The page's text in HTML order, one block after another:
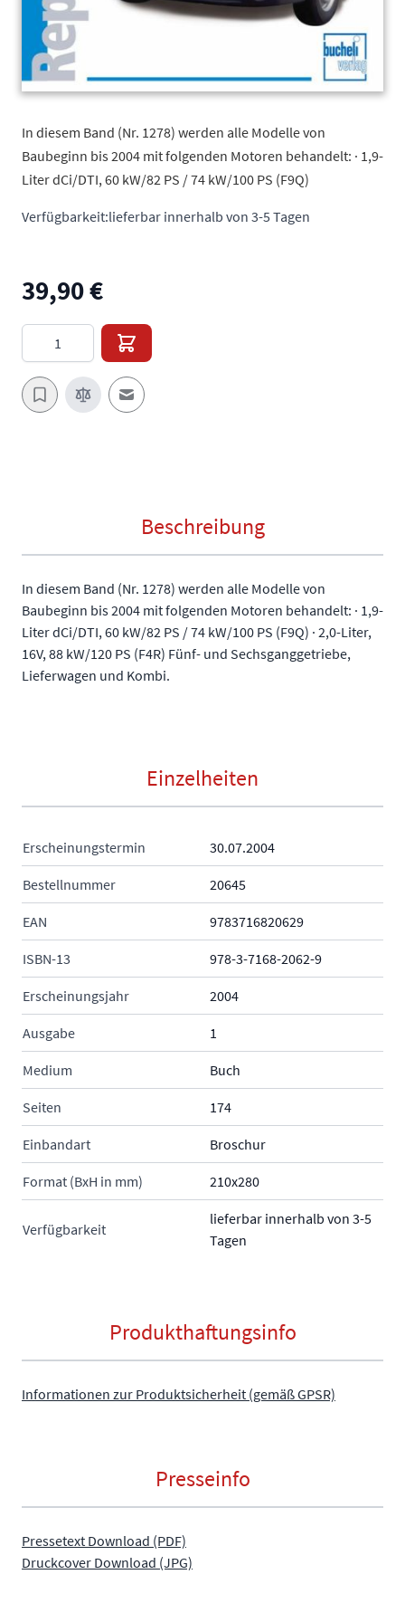
In diesem Band (Nr. 1278) werden alle Modelle von
Baubeginn bis 2004 mit folgenden Motoren behandelt: · 1,9-
Liter dCi/DTI, 60 kW/82 PS / 74 kW/100 PS (F9Q)
Verfügbarkeit:lieferbar innerhalb von 3-5 Tagen
39,90 €
Menge
E-Mail an einen Freund
Beschreibung
In diesem Band (Nr. 1278) werden alle Modelle von
Baubeginn bis 2004 mit folgenden Motoren behandelt: · 1,9-
Liter dCi/DTI, 60 kW/82 PS / 74 kW/100 PS (F9Q) · 2,0-Liter,
16V, 88 kW/120 PS (F4R) Fünf- und Sechsganggetriebe,
Lieferwagen und Kombi.
Einzelheiten
Erscheinungstermin 30.07.2004
Bestellnummer 20645
EAN 9783716820629
ISBN-13 978-3-7168-2062-9
Erscheinungsjahr 2004
Ausgabe 1
Medium Buch
Seiten 174
Einbandart Broschur
Format (BxH in mm) 210x280
Verfügbarkeit
lieferbar innerhalb von 3-5
Tagen
Produkthaftungsinfo
Informationen zur Produktsicherheit (gemäß GPSR)
Presseinfo
Pressetext Download (PDF)
Druckcover Download (JPG)